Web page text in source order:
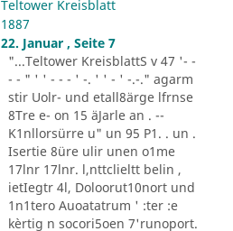
Teltower Kreisblatt
1887
22. Januar , Seite 7
"...Teltower KreisblattS v 47 '- -
- - " ' ' - - - ' -. ' ' - ' -.-." agarm
stir Uolr- und etall8ärge lfrnse
8Tre e- on 15 äJarle an . --
K1nllorsürre u" un 95 P1. . un .
Isertie 8üre ulir unen o1me
17lnr 17lnr. l,nttclieltt belin ,
ietIegtr 4l, Doloorut10nort und
1n1tero Auoatatrum ' :ter :e
kèrtig n socori5oen 7'runoport.